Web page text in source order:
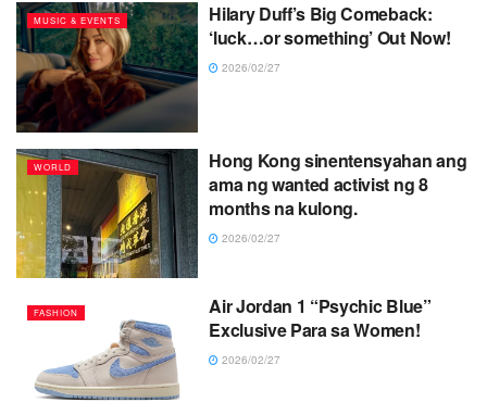
MUSIC & EVENTS
Hilary Duff’s Big Comeback:
‘luck…or something’ Out Now!
2026/02/27
WORLD
Hong Kong sinentensyahan ang
ama ng wanted activist ng 8
months na kulong.
2026/02/27
FASHION
Air Jordan 1 “Psychic Blue”
Exclusive Para sa Women!
2026/02/27